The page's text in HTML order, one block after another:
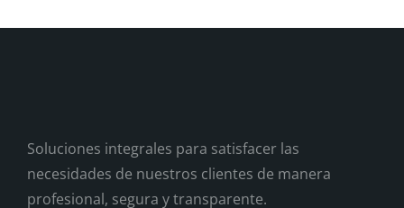
Soluciones integrales para satisfacer las
necesidades de nuestros clientes de manera
profesional, segura y transparente.